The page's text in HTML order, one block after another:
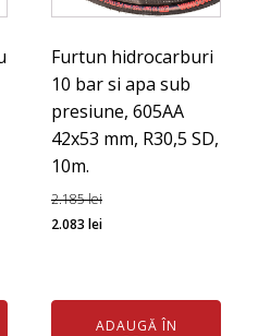
Furtun hidrocarburi
10 bar si apa sub
presiune, 605AA
42x53 mm, R30,5 SD,
10m.
2.185lei
Prețul
fost:
2.185 lei.
2.083 leiPrețul
2.083 lei.
ADAUGĂ ÎN